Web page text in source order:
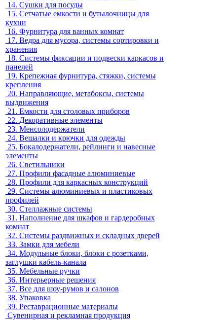
14. Сушки для посуды
15. Сетчатые емкости и бутылочницы для
кухни
16. Фурнитура для ванных комнат
17. Ведра для мусора, системы сортировки и
хранения
18. Системы фиксации и подвески каркасов и
панелей
19. Крепежная фурнитура, стяжки, системы
крепления
20. Направляющие, метабоксы, системы
выдвижения
21. Емкости для столовых приборов
22. Декоративные элементы
23. Менсолодержатели
24. Вешалки и крючки для одежды
25. Бокалодержатели, рейлинги и навесные
элементы
26. Светильники
27. Профили фасадные алюминиевые
28. Профили для каркасных конструкций
29. Системы алюминиевых и пластиковых
профилей
30. Стеллажные системы
31. Наполнение для шкафов и гардеробных
комнат
32. Системы раздвижных и складных дверей
33. Замки для мебели
34. Модульные блоки, блоки с розетками,
заглушки кабель-канала
35. Мебельные ручки
36. Интерьерные решения
37. Все для шоу-румов и салонов
38. Упаковка
39. Реставрационные материалы
Сувенирная и рекламная продукция